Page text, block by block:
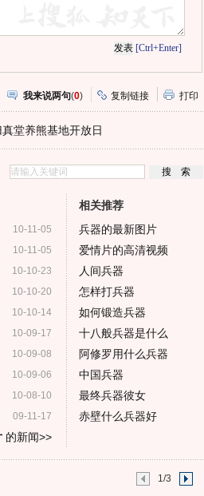
[Ctrl+Enter]
我来说两句(0) 复制链接 打印
堂养熊基地开放日
10-11-05
10-11-05
10-10-23
10-10-20
10-10-14
10-09-17
10-09-08
10-09-06
10-08-10
09-11-17
的新闻>>
相关推荐
兵器的最新图片
爱情片的高清视频
人间兵器
怎样打兵器
如何锻造兵器
十八般兵器是什么
阿修罗用什么兵器
中国兵器
最终兵器彼女
赤壁什么兵器好
1/3